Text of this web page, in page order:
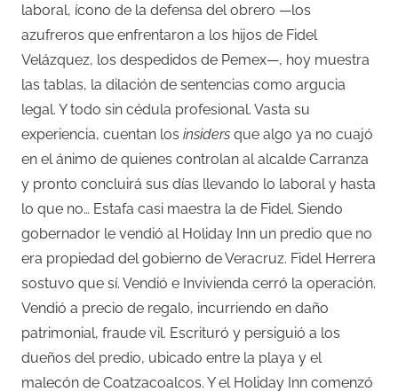
laboral, ícono de la defensa del obrero —los
azufreros que enfrentaron a los hijos de Fidel
Velázquez, los despedidos de Pemex—, hoy muestra
las tablas, la dilación de sentencias como argucia
legal. Y todo sin cédula profesional. Vasta su
experiencia, cuentan los insiders que algo ya no cuajó
en el ánimo de quienes controlan al alcalde Carranza
y pronto concluirá sus días llevando lo laboral y hasta
lo que no… Estafa casi maestra la de Fidel. Siendo
gobernador le vendió al Holiday Inn un predio que no
era propiedad del gobierno de Veracruz. Fidel Herrera
sostuvo que sí. Vendió e Invivienda cerró la operación.
Vendió a precio de regalo, incurriendo en daño
patrimonial, fraude vil. Escrituró y persiguió a los
dueños del predio, ubicado entre la playa y el
malecón de Coatzacoalcos. Y el Holiday Inn comenzó